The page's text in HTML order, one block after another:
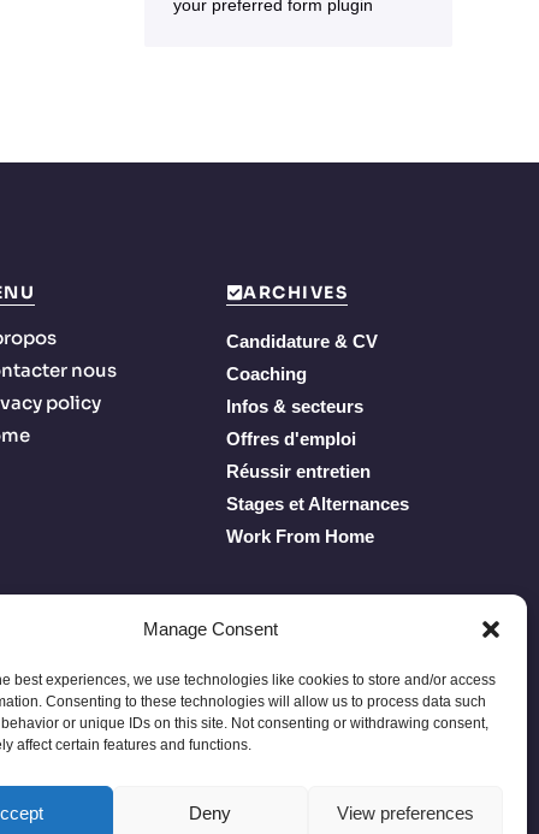
Manage Consent
best experiences, we use technologies like cookies to store and/or access
Consenting to these technologies will allow us to process data such
or unique IDs on this site. Not consenting or withdrawing consent,
affect certain features and functions.
Deny View preferences
your preferred form plugin
nous
policy
ARCHIVES
Candidature & CV
Coaching
Infos & secteurs
Offres d'emploi
Réussir entretien
Stages et Alternances
Work From Home
Privacy PolicyTerms of Service